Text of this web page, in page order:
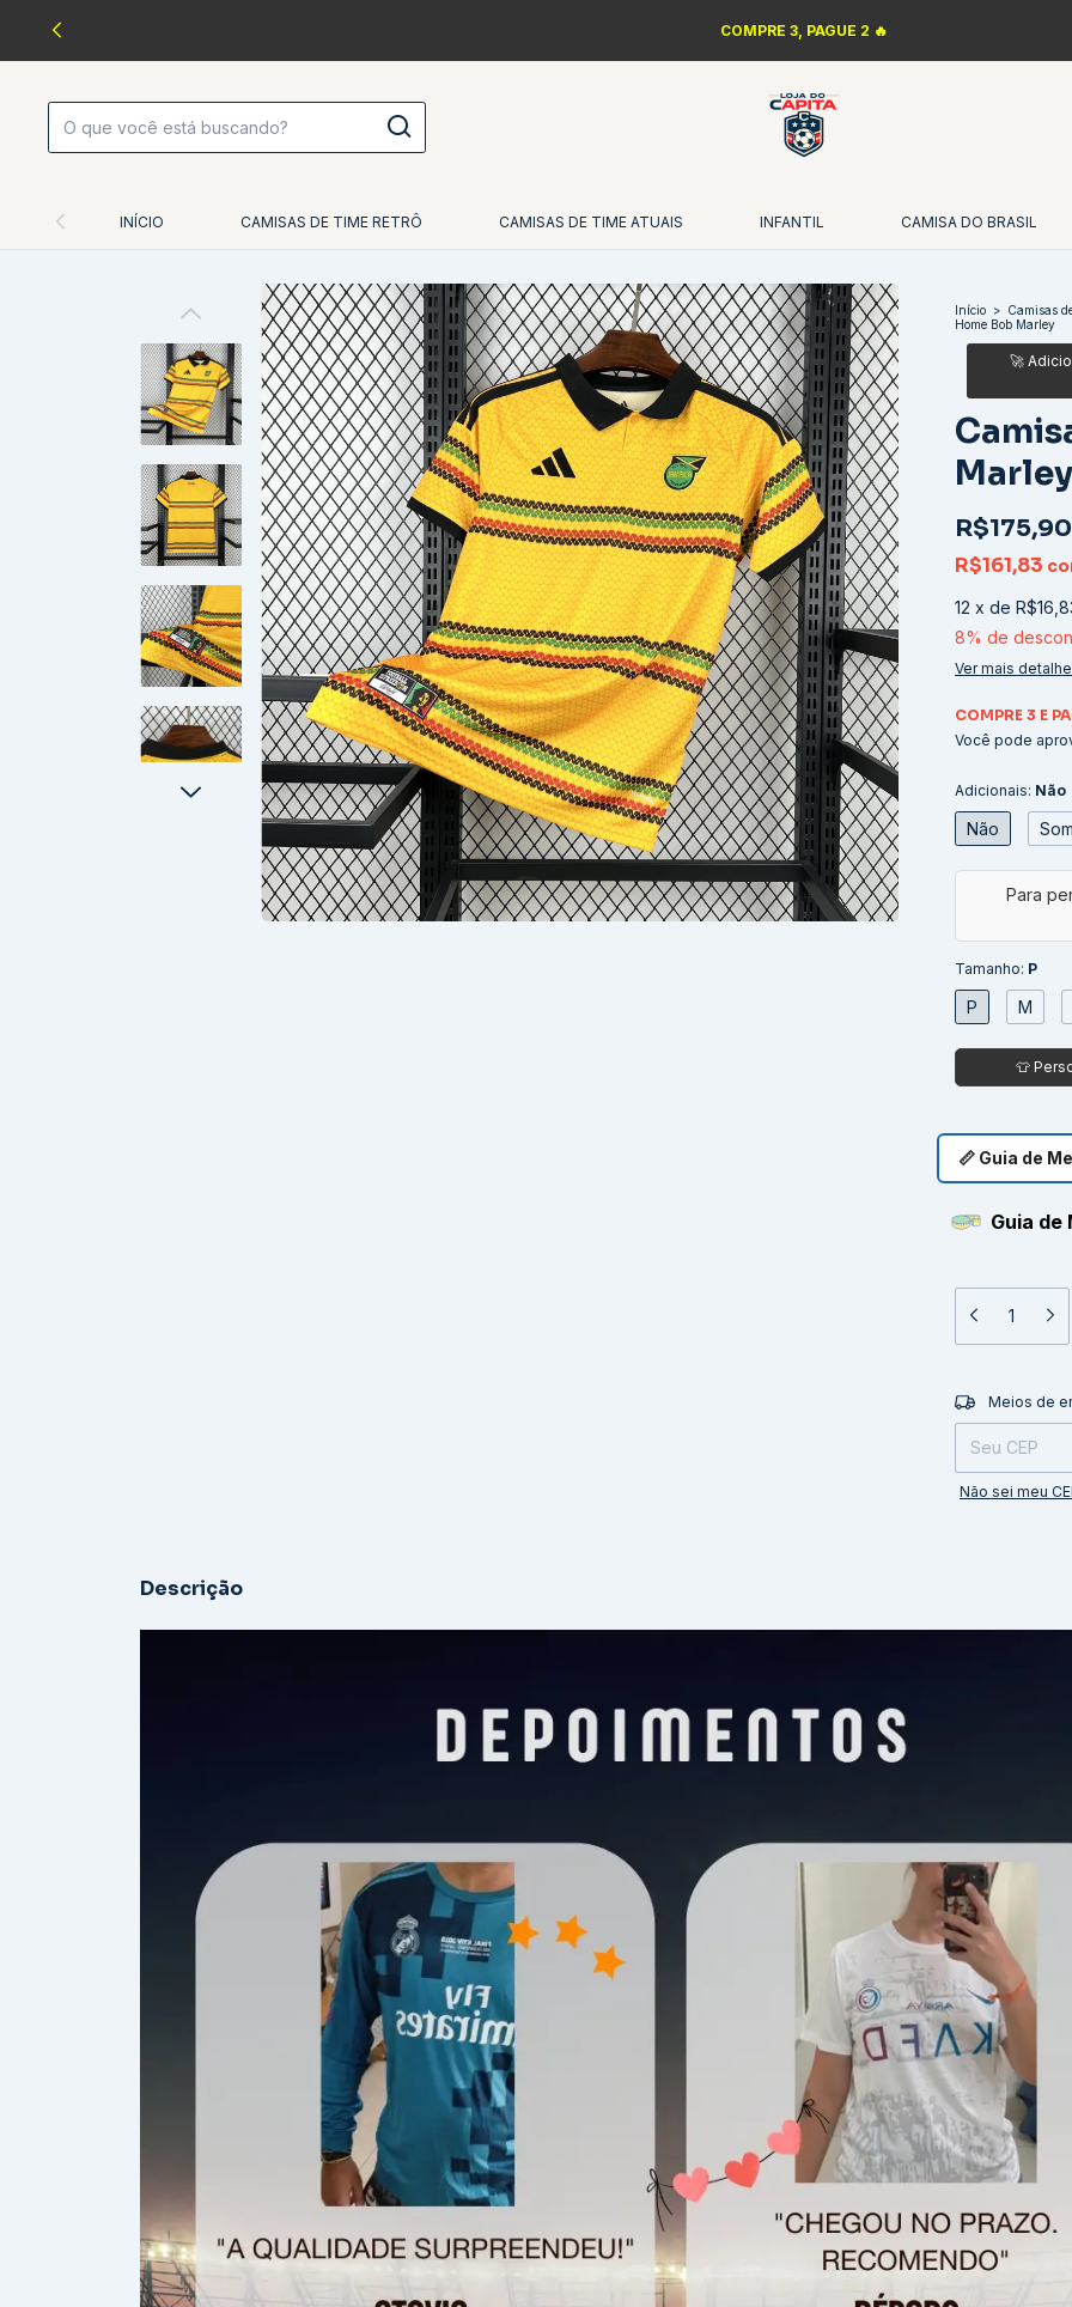
COMPRE 3, PAGUE 2 🔥
INÍCIO CAMISAS DE TIME RETRÔ CAMISAS DE TIME ATUAIS INFANTIL CAMISA DO BRASIL
Início > Camisas
Home Bob Marley
Marley
R$175,90
R$161,83
12 x de
8% de
Ver mais
COMPRE 3 E
Você pode
Adicionais: Não
Não
Tamanho: P
P M
📏 Guia de
Guia de
Entregas para o
Meios de
Não sei meu
Descrição